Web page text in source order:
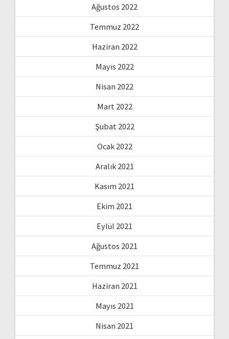
Ağustos 2022
Temmuz 2022
Haziran 2022
Mayıs 2022
Nisan 2022
Mart 2022
Şubat 2022
Ocak 2022
Aralık 2021
Kasım 2021
Ekim 2021
Eylül 2021
Ağustos 2021
Temmuz 2021
Haziran 2021
Mayıs 2021
Nisan 2021